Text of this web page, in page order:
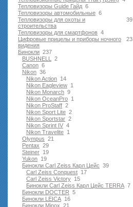
6
Тепловизоры Guide Гайд
6
Тепловизоры автомобильные
39
Тепловизоры для охоты и
строительства
4
Тепловизоры для смартфонов
23
Цифровые прицелы и приборы ночного
видения
237
Бинокли
2
BUSHNELL
6
Canon
36
Nikon
14
Nikon Action
1
Nikon Eagleview
9
Nikon Monarch
1
Nikon OceanPro
2
Nikon ProStaff
2
Nikon Sport Lite
2
Nikon Sportstar
4
Nikon Sprint IV
1
Nikon Travelite
21
Olympus
29
Pentax
19
Steiner
19
Yukon
39
Бинокли Carl Zeiss Карл Цейс
17
Carl Zeiss Conquest
15
Carl Zeiss Victory
7
Бинокли Carl Zeiss Карл Цейс TERRA
5
Бинокли DOCTER
16
Бинокли LEICA
21
Бинокли Minox